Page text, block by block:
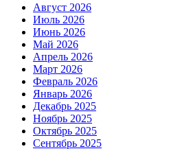
Август 2026
Июль 2026
Июнь 2026
Май 2026
Апрель 2026
Март 2026
Февраль 2026
Январь 2026
Декабрь 2025
Ноябрь 2025
Октябрь 2025
Сентябрь 2025